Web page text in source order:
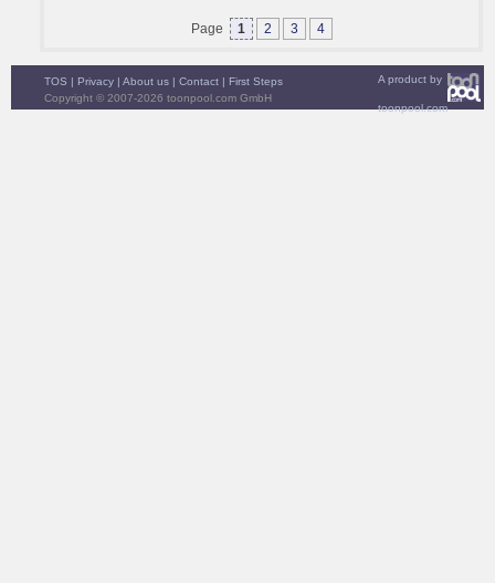
Page 1 2 3 4
A product by
toonpool.com
TOS | Privacy | About us | Contact | First Steps
Copyright © 2007-2026 toonpool.com GmbH